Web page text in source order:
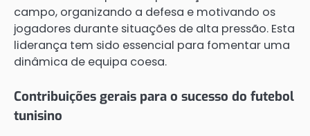
campo, organizando a defesa e motivando os
jogadores durante situações de alta pressão. Esta
liderança tem sido essencial para fomentar uma
dinâmica de equipa coesa.
Contribuições gerais para o sucesso do futebol
tunisino